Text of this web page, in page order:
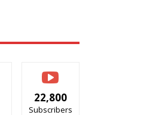
22,800
Subscribers